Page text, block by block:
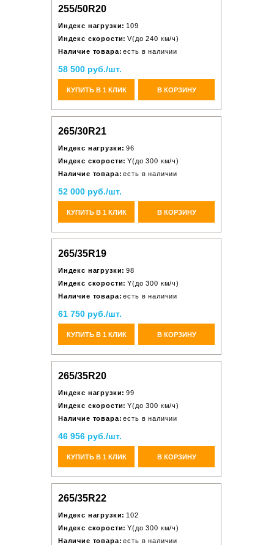
255/50R20
Индекс нагрузки: 109
Индекс скорости: V(до 240 км/ч)
Наличие товара: есть в наличии
58 500 руб./шт.
КУПИТЬ В 1 КЛИК В КОРЗИНУ
265/30R21
Индекс нагрузки: 96
Индекс скорости: Y(до 300 км/ч)
Наличие товара: есть в наличии
52 000 руб./шт.
КУПИТЬ В 1 КЛИК В КОРЗИНУ
265/35R19
Индекс нагрузки: 98
Индекс скорости: Y(до 300 км/ч)
Наличие товара: есть в наличии
61 750 руб./шт.
КУПИТЬ В 1 КЛИК В КОРЗИНУ
265/35R20
Индекс нагрузки: 99
Индекс скорости: Y(до 300 км/ч)
Наличие товара: есть в наличии
46 956 руб./шт.
КУПИТЬ В 1 КЛИК В КОРЗИНУ
265/35R22
Индекс нагрузки: 102
Индекс скорости: Y(до 300 км/ч)
Наличие товара: есть в наличии